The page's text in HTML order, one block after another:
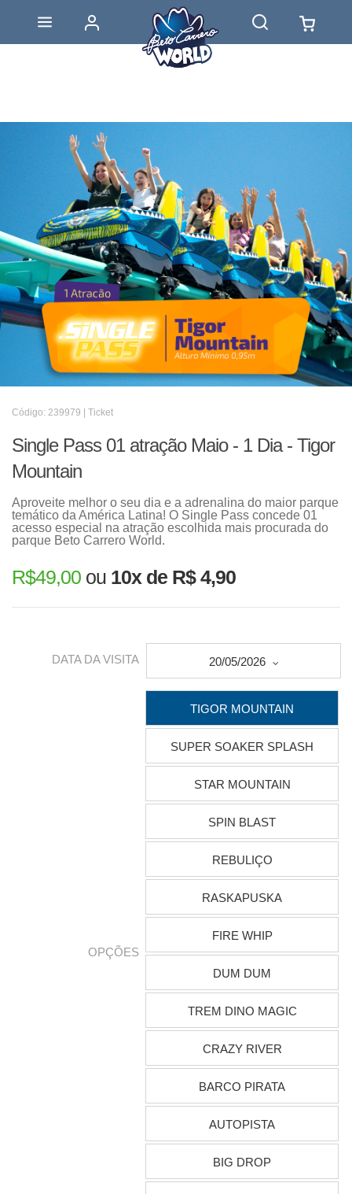
Código: 239979 | Ticket
Single Pass 01 atração Maio - 1 Dia - Tigor
Mountain
Aproveite melhor o seu dia e a adrenalina do maior parque
temático da América Latina! O Single Pass concede 01
acesso especial na atração escolhida mais procurada do
parque Beto Carrero World.
R$49,00 ou 10x de R$ 4,90
DATA DA VISITA 20/05/2026
OPÇÕES
TIGOR MOUNTAIN
SUPER SOAKER SPLASH
STAR MOUNTAIN
SPIN BLAST
REBULIÇO
RASKAPUSKA
FIRE WHIP
DUM DUM
TREM DINO MAGIC
CRAZY RIVER
BARCO PIRATA
AUTOPISTA
BIG DROP